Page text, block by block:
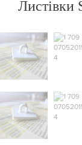
Листівки